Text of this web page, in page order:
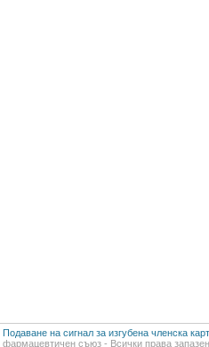
Подаване на сигнал за изгубена членска
съюз - Всички права